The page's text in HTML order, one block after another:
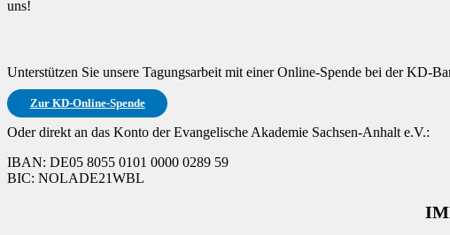
uns!
Unterstützen Sie unsere Tagungsarbeit mit einer Online-Spende bei der KD-
Zur KD-Online-Spende
Oder direkt an das Konto der Evangelische Akademie Sachsen-Anhalt e.V.:
IBAN: DE05 8055 0101 0000 0289 59
BIC: NOLADE21WBL